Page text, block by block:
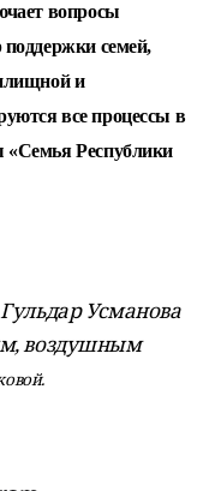
вопросы
поддержки семей,
и
все процессы в
«Семья Республики
Усманова
воздушным